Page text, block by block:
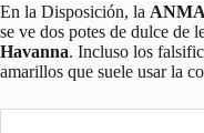
En la Disposición, la
se ve dos potes de dulce de
Havanna. Incluso los
amarillos que suele usar la